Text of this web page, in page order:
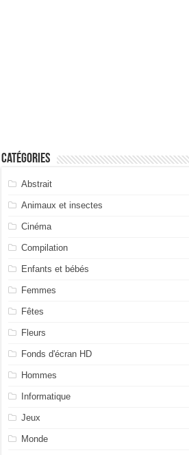
Catégories
Abstrait
Animaux et insectes
Cinéma
Compilation
Enfants et bébés
Femmes
Fêtes
Fleurs
Fonds d'écran HD
Hommes
Informatique
Jeux
Monde